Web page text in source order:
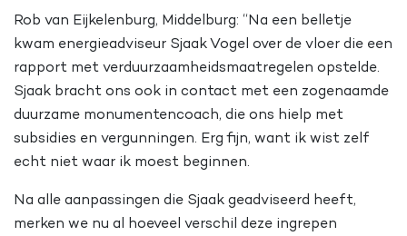
Rob van Eijkelenburg, Middelburg: “Na een belletje
kwam energieadviseur Sjaak Vogel over de vloer die een
rapport met verduurzaamheidsmaatregelen opstelde.
Sjaak bracht ons ook in contact met een zogenaamde
duurzame monumentencoach, die ons hielp met
subsidies en vergunningen. Erg fijn, want ik wist zelf
echt niet waar ik moest beginnen.
Na alle aanpassingen die Sjaak geadviseerd heeft,
merken we nu al hoeveel verschil deze ingrepen